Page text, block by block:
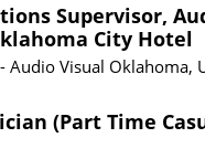
Supervisor,
City Hotel
Audio Visual Oklahoma,
(Part Time